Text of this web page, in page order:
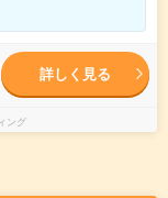
詳しく見る
ング